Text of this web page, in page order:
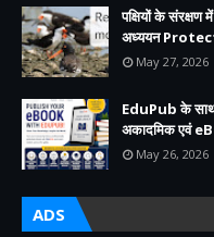
पक्षियों के संरक्षण
अध्ययन
May 27, 2026
EduPub के साथ
अकादमिक एवं
May 26, 2026
ADS